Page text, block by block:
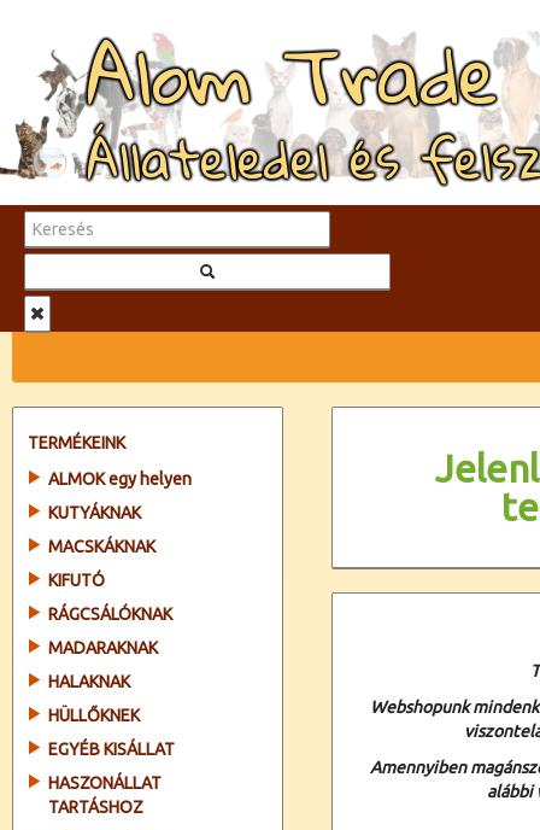
Alom Trade
Állateledel és
TERMÉKEINK
ALMOK egy helyen
KUTYÁKNAK
MACSKÁKNAK
KIFUTÓ
RÁGCSÁLÓKNAK
MADARAKNAK
HALAKNAK
HÜLLŐKNEK
EGYÉB KISÁLLAT
HASZONÁLLAT
TARTÁSHOZ
Webshopunk
Amennyiben
alábbi